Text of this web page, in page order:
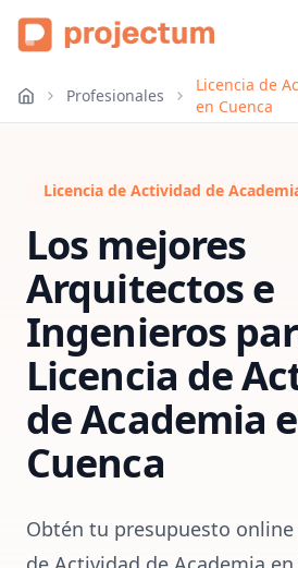
Profesionales
Licencia de
en Cuenca
Licencia de Actividad de
Los mejores
Arquitectos e
Ingenieros
Licencia de
de Academia
Cuenca
Obtén tu presupuesto